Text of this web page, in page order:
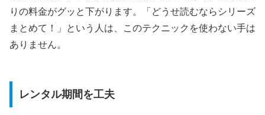
りの料金がグッと下がります。「どうせ読むならシリーズ
まとめて！」という人は、このテクニックを使わない手は
ありません。
レンタル期間を工夫